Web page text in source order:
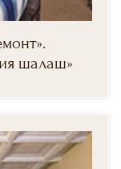
шалаш»